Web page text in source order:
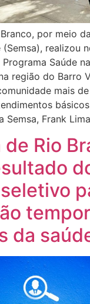
por meio
realizou
Saúde
região do Barro
mais
Semsa, Frank
Rio
da